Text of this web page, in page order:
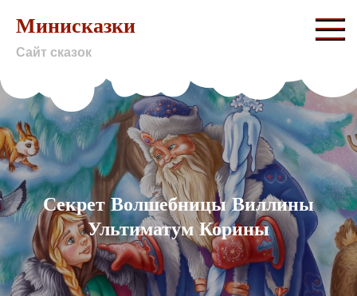
content
Минисказки
Сайт сказок
Секрет Волшебницы Виллины
Ультиматум Корины